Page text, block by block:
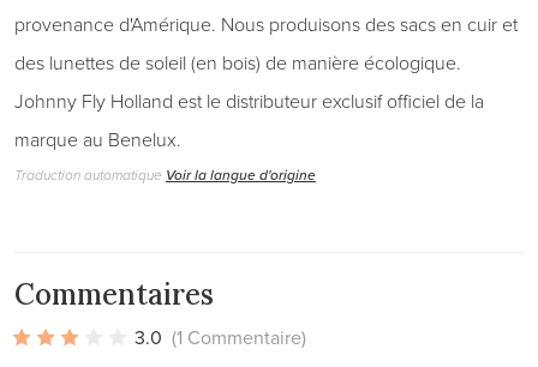
provenance d'Amérique. Nous produisons des sacs en cuir et
des lunettes de soleil (en bois) de manière écologique.
Johnny Fly Holland est le distributeur exclusif officiel de la
marque au Benelux.
Traduction automatique Voir la langue d'origine
Commentaires
3.0 (1 Commentaire)